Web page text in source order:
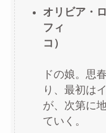
オリビア・
フィ
コ）
👉
ドの娘。思
り、最初は
が、次第に
ていく。